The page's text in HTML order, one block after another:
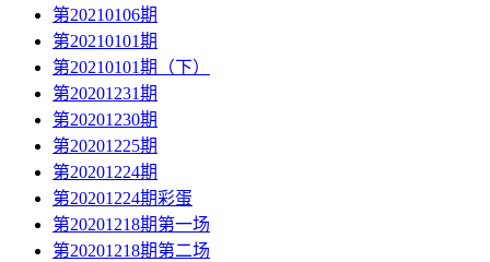
第20210106期
第20210101期
第20210101期（下）
第20201231期
第20201230期
第20201225期
第20201224期
第20201224期彩蛋
第20201218期第一场
第20201218期第二场